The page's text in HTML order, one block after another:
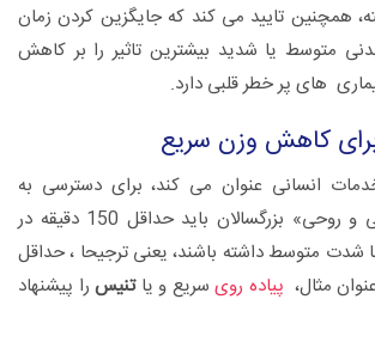
همچنین تایید می کند که جایگزین کردن زمان
متوسط ​​یا شدید بیشترین تاثیر را بر کاهش
های پر خطر قلبی دارد.
کاهش وزن سریع
انسانی عنوان می کند، برای دسترسی به
«سلامت کلی جسمی و روحی» بزرگسالان باید حداقل 150 دقیقه در
شدت متوسط ​​داشته باشند، یعنی ترجیحا ، حداقل
پیاده رویسریع و یاتنیسرا پیشنهاد